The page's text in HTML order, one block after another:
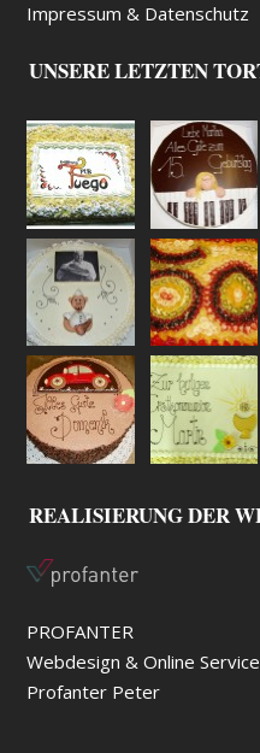
Impressum & Datenschutz
UNSERE LETZTEN
REALISIERUNG DER
PROFANTER
Webdesign & Online Service
Profanter Peter